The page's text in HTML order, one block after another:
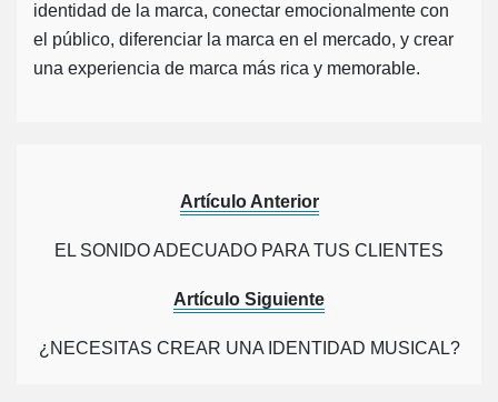
identidad de la marca, conectar emocionalmente con
el público, diferenciar la marca en el mercado, y crear
una experiencia de marca más rica y memorable.
Artículo Anterior
EL SONIDO ADECUADO PARA TUS CLIENTES
Artículo Siguiente
¿NECESITAS CREAR UNA IDENTIDAD MUSICAL?